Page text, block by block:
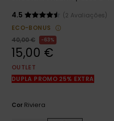
respostas
para as
contacto.
4.5
(2 Avaliações)
ECO-BONUS
40,00 €
63%
15,00 €
OUTLET
DUPLA PROMO 25% EXTRA
Cor Riviera